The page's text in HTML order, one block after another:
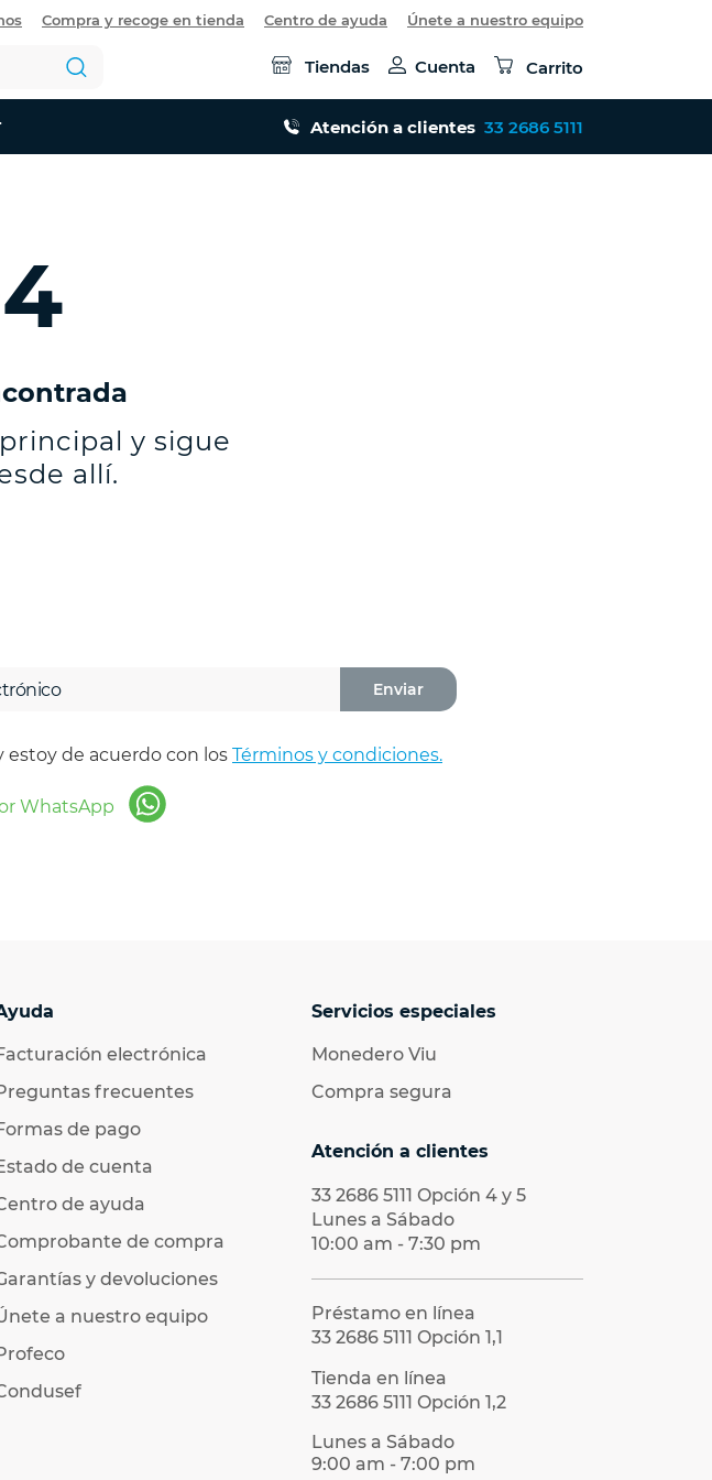
Compra y recoge en tienda Centro de ayuda Únete a nuestro equipo
Tiendas Cuenta Carrito
Atención a clientes 33 2686 5111
y sigue
allí.
Enviar
estoy de acuerdo con los Términos y condiciones.
WhatsApp
electrónica
frecuentes
de pago
de cuenta
de ayuda
de compra
y devoluciones
a nuestro equipo
Servicios especiales
Monedero Viu
Compra segura
Atención a clientes
33 2686 5111 Opción 4 y 5
Lunes a Sábado
10:00 am - 7:30 pm
Préstamo en línea
33 2686 5111 Opción 1,1
Tienda en línea
33 2686 5111 Opción 1,2
Lunes a Sábado
9:00 am - 7:00 pm